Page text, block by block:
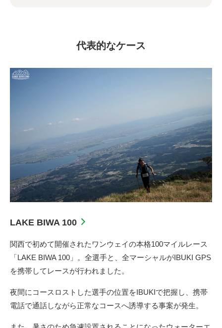
代表的なケース
LAKE BIWA 100
関西で初めて開催されたワンウェイの本格100マイルレース
「LAKE BIWA 100」。全選手と、全マーシャルがIBUKI GPS
を携帯してレースが行われました。
夜間にコースロストした選手の位置をIBUKIで把握し、携帯
電話で通話しながら正常なコースへ誘導する事案が発生。